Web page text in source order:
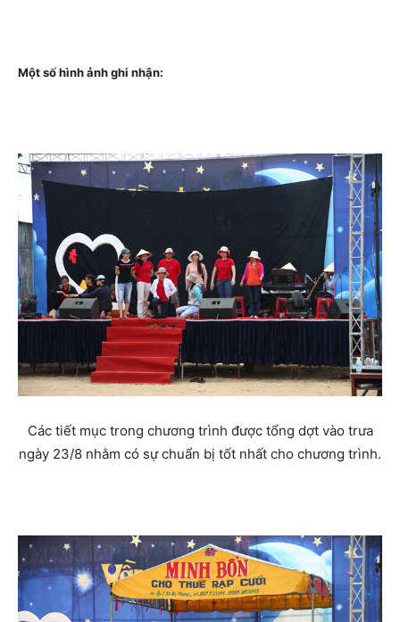
Một số hình ảnh ghi nhận:
Các tiết mục trong chương trình được tổng dợt vào trưa
ngày 23/8 nhằm có sự chuẩn bị tốt nhất cho chương trình.